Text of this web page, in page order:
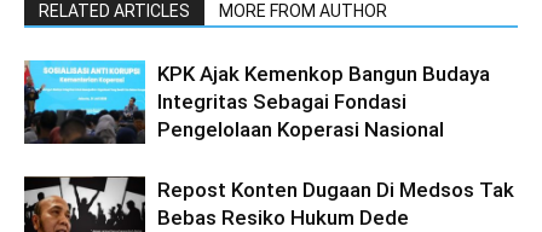
RELATED ARTICLES MORE FROM AUTHOR
KPK Ajak Kemenkop Bangun Budaya
Integritas Sebagai Fondasi
Pengelolaan Koperasi Nasional
Repost Konten Dugaan Di Medsos Tak
Bebas Resiko Hukum Dede